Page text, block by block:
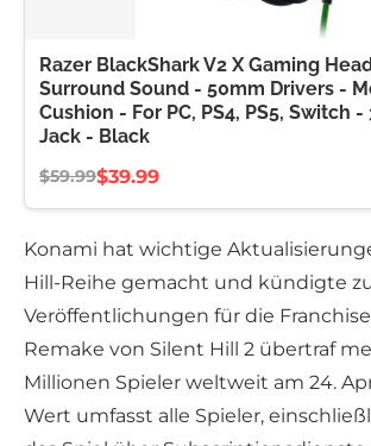
Razer BlackShark V2 X Gaming
Surround Sound - 50mm Drivers -
Cushion - For PC, PS4, PS5, Switch
Jack - Black
$59.99$39.99
Konami hat wichtige
Hill-Reihe gemacht und kündigte
Veröffentlichungen für die
Remake von Silent Hill 2 übertraf
Millionen Spieler weltweit am 24.
Wert umfasst alle Spieler,